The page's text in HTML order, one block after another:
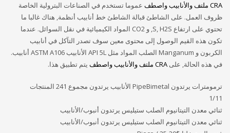
CRA ملتف والأنابيب واصطف
عموما تستخدم في الصناعات البترولية الخاصة
ظروف العمل. على الشاطئ قبالة الشاطئ خط أنابيب أنظمة, هناك غالبا ما
تحتوي على ارتفاع S, H2S, و CO2 المواد الكيميائية في نقل السوائل. عندما
تكون هذه القيم الوصول إلى محتوى معين سوف تصدر التآكل في أنابيب
الكربون و Manganum الصلب المواد مثل API 5L الأنابيب ASTM A106 أنابيب.
في هذه الحالة, على CRA ملتف والأنابيب واصطف يتم تطبيق هذا.
ترمومترات يرتدون PipeBimetal الأنابيب يرتدون مجموع 241 المنتجات
1/11
ثنائي معدن التيتانيوم الصلب ستيليس يرتدون أنبوب/الأنابيب
ثنائي معدن التيتانيوم الصلب ستيليس يرتدون أنبوب/الأنابيب